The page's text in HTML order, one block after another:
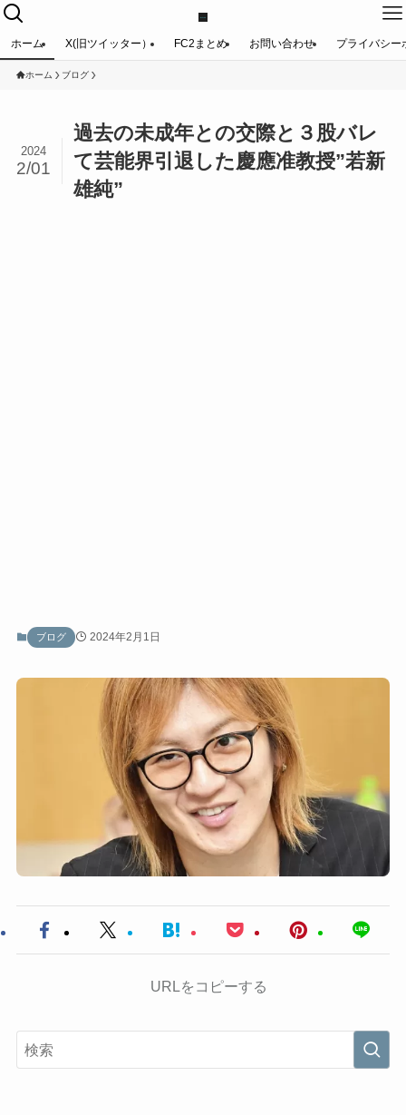
ホーム X(旧ツイッター） FC2まとめ お問い合わせ プライバシー
ホーム ブログ
過去の未成年との交際と３股バレ
て芸能界引退した慶應准教授”若新
雄純”
2024
2/01
ブログ 2024年2月1日
URLをコピーする